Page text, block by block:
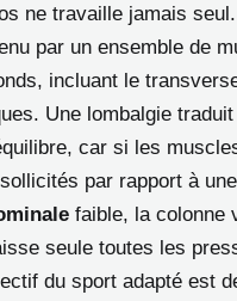
ne travaille jamais
par un ensemble de
incluant le
Une lombalgie
car si les
par rapport à une
faible, la colonne
seule toutes les
du sport adapté est